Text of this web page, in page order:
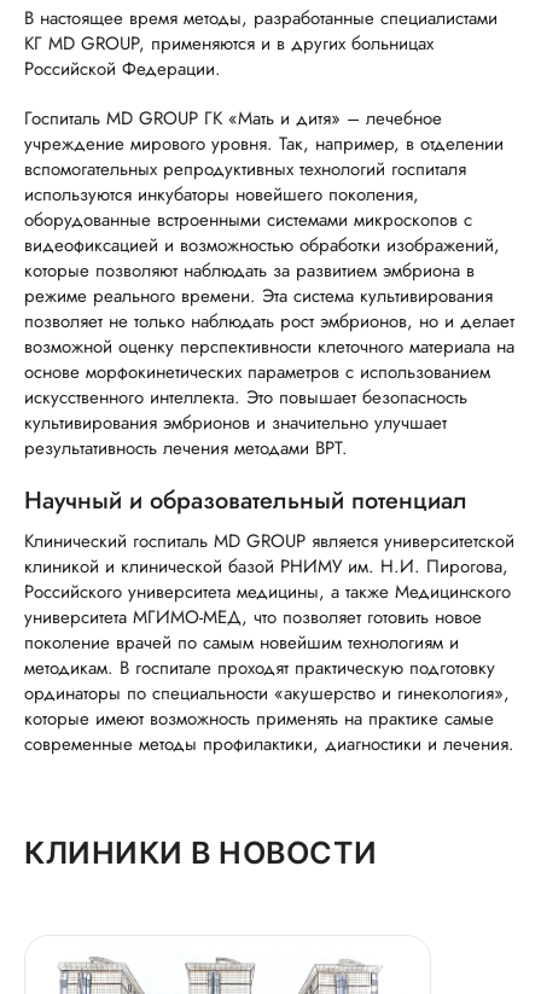
В настоящее время методы, разработанные специалистами
КГ MD GROUP, применяются и в других больницах
Российской Федерации.
Госпиталь MD GROUP ГК «Мать и дитя» – лечебное
учреждение мирового уровня. Так, например, в отделении
вспомогательных репродуктивных технологий госпиталя
используются инкубаторы новейшего поколения,
оборудованные встроенными системами микроскопов с
видеофиксацией и возможностью обработки изображений,
которые позволяют наблюдать за развитием эмбриона в
режиме реального времени. Эта система культивирования
позволяет не только наблюдать рост эмбрионов, но и делает
возможной оценку перспективности клеточного материала на
основе морфокинетических параметров с использованием
искусственного интеллекта. Это повышает безопасность
культивирования эмбрионов и значительно улучшает
результативность лечения методами ВРТ.
Научный и образовательный потенциал
Клинический госпиталь MD GROUP является университетской
клиникой и клинической базой РНИМУ им. Н.И. Пирогова,
Российского университета медицины, а также Медицинского
университета МГИМО-МЕД, что позволяет готовить новое
поколение врачей по самым новейшим технологиям и
методикам. В госпитале проходят практическую подготовку
ординаторы по специальности «акушерство и гинекология»,
которые имеют возможность применять на практике самые
современные методы профилактики, диагностики и лечения.
КЛИНИКИ В НОВОСТИ